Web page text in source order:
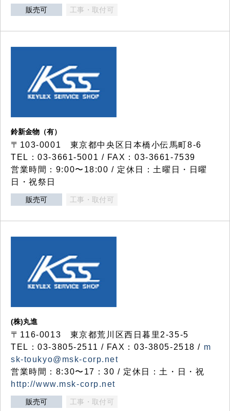
販売可 工事・取付可
鈴新金物（有）
〒103-0001 東京都中央区日本橋小伝馬町8-6
TEL：03-3661-5001 / FAX：03-3661-7539
営業時間：9:00〜18:00 / 定休日：土曜日・日曜
日・祝祭日
販売可 工事・取付可
(株)丸進
〒116-0013 東京都荒川区西日暮里2-35-5
TEL：03-3805-2511 / FAX：03-3805-2518 / m
sk-toukyo@msk-corp.net
営業時間：8:30〜17：30 / 定休日：土・日・祝
http://www.msk-corp.net
販売可 工事・取付可